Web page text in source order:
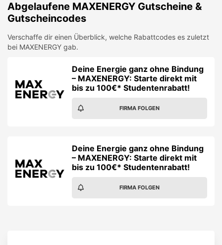
Abgelaufene MAXENERGY Gutscheine &
Gutscheincodes
Verschaffe dir einen Überblick, welche Rabattcodes es zuletzt
bei MAXENERGY gab.
Deine Energie ganz ohne Bindung
– MAXENERGY: Starte direkt mit
bis zu 100€* Studentenrabatt!
FIRMA FOLGEN
Deine Energie ganz ohne Bindung
– MAXENERGY: Starte direkt mit
bis zu 100€* Studentenrabatt!
FIRMA FOLGEN